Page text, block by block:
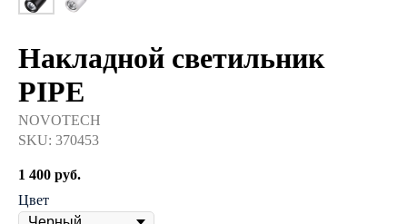
Накладной светильник
PIPE
NOVOTECH
SKU: 370453
1 400 руб.
Цвет